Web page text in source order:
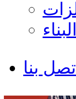
اتصل بنا